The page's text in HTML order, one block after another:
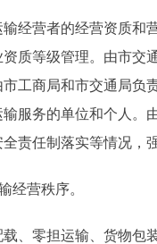
营者的经营资质和营
质等级管理。由市交
工商局和市交通局负
服务的单位和个人。
责任制落实等情况，
营秩序。
零担运输、货物包装